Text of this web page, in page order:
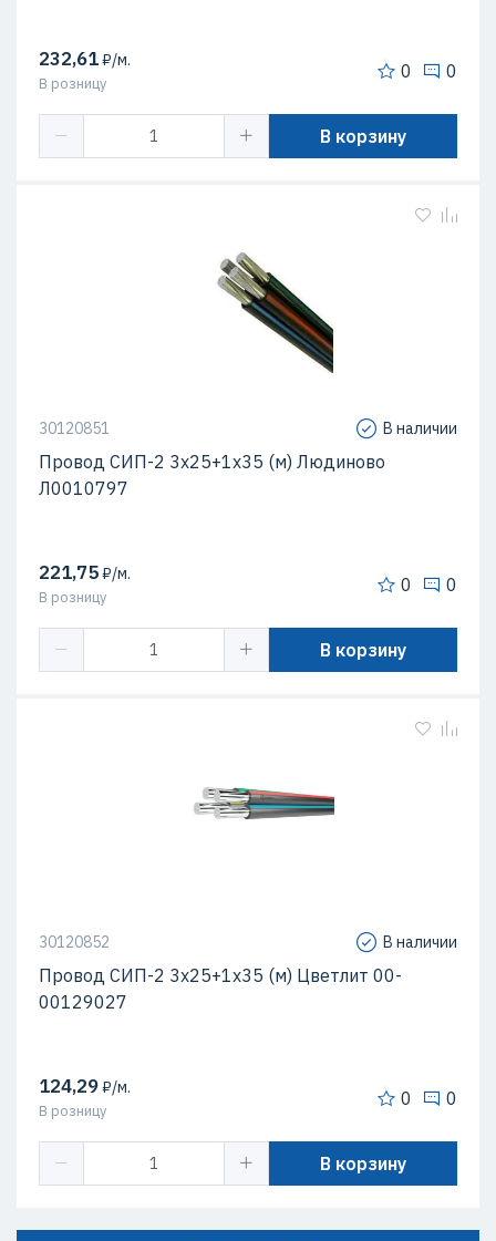
232,61₽/м.
В розницу
0 0
В корзину
30120851 В наличии
Провод СИП-2 3х25+1х35 (м) Людиново
Л0010797
221,75₽/м.
В розницу
0 0
В корзину
30120852 В наличии
Провод СИП-2 3х25+1х35 (м) Цветлит 00-
00129027
124,29₽/м.
В розницу
0 0
В корзину